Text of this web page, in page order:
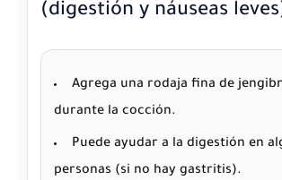
(digestión y náuseas
Agrega una rodaja fina de
durante la cocción.
Puede ayudar a la digestión en
personas (si no hay gastritis).